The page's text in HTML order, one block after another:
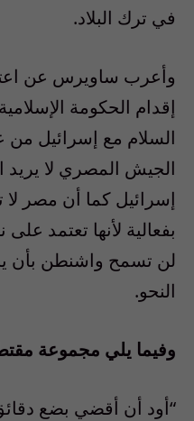
في ترك البلاد.
وأعرب ساويرس عن
إقدام الحكومة
السلام مع إسرائيل من
الجيش المصري لا
إسرائيل كما أن مصر
بفعالية لأنها تعتمد
لن تسمح واشنطن بأن
النحو.
وفيما يلي مجموعة
“أود أن أقضي بضع